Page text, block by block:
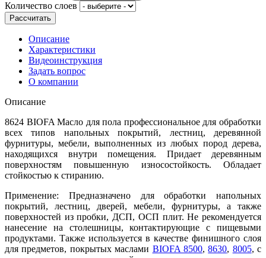
Количество слоев
Рассчитать
Описание
Характеристики
Видеоинструкция
Задать вопрос
О компании
Описание
8624 BIOFA Масло для пола профессиональное для обработки
всех типов напольных покрытий, лестниц, деревянной
фурнитуры, мебели, выполненных из любых пород дерева,
находящихся внутри помещения. Придает деревянным
поверхностям повышенную износостойкость. Обладает
стойкостью к стиранию.
Применение: Предназначено для обработки напольных
покрытий, лестниц, дверей, мебели, фурнитуры, а также
поверхностей из пробки, ДСП, ОСП плит. Не рекомендуется
нанесение на столешницы, контактирующие с пищевыми
продуктами. Также используется в качестве финишного слоя
для предметов, покрытых маслами BIOFA 8500,8630, 8005, с